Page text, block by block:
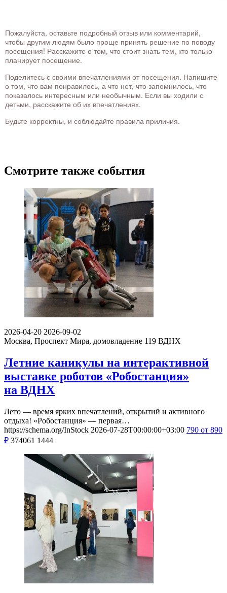
Пожалуйста, оставьте подробный отзыв или комментарий,
чтобы другим людям было проще принять решение по поводу
посещения! Расскажите о том, что стоит знать тем, кто только
планирует посещение.
Поделитесь с своими впечатлениями от посещения. Напишите
о том, что вам понравилось, а что нет, что запомнилось, что
показалось интересным или необычным. Если вы ходили с
детьми, расскажите об их впечатлениях.
Будьте корректны, и соблюдайте правила приличия.
Смотрите также события
2026-04-20 2026-09-02
Москва, Проспект Мира, домовладение 119 ВДНХ
Летние каникулы на интерактивной
выставке роботов «Робостанция»
на ВДНХ
Лето — время ярких впечатлений, открытий и активного
отдыха! «Робостанция» — первая…
https://schema.org/InStock 2026-07-28T00:00:00+03:00 790 от 890
₽ 374061 1444